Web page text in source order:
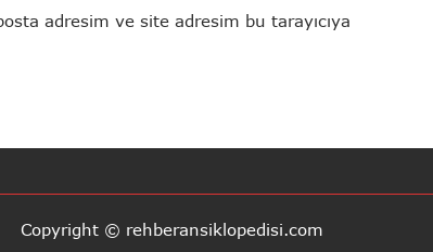
adresim ve site adresim bu tarayıcıya
Copyright © rehberansiklopedisi.com